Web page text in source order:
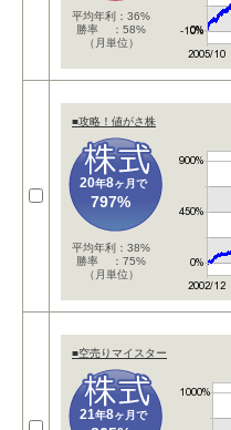
平均年利：36%
勝率 ：58%
（月単位）
■攻略！値がさ株
20年8ヶ月で
797%
平均年利：38%
勝率 ：75%
（月単位）
■空売りマイスター
21年8ヶ月で